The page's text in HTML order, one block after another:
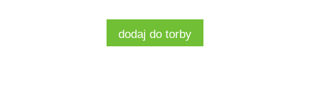
dodaj do torby